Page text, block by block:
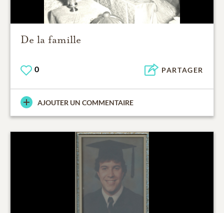
De la famille
0 PARTAGER
AJOUTER UN COMMENTAIRE